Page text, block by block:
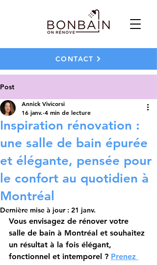
CONTACT
Post
Inspiration rénovation :
une salle de bain épurée
et élégante, pensée pour
le confort au quotidien à
Montréal
Annick Vivicorsi
16 janv. 4 min de lecture
Dernière mise à jour : 21 janv.
Vous envisagez de rénover votre
salle de bain à Montréal et souhaitez
un résultat à la fois élégant,
fonctionnel et intemporel ? Prenez